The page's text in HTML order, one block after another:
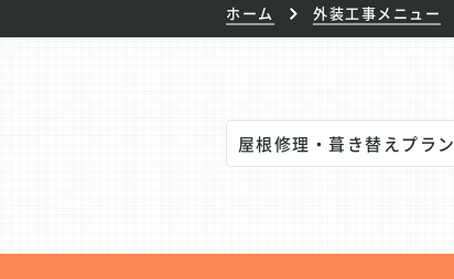
ホーム 外装工事メニュー
屋根修理・葺き替えプラン